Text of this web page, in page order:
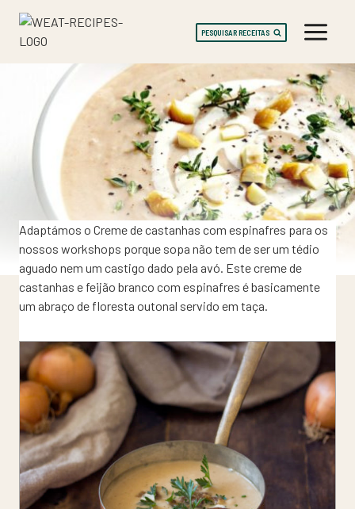
content
PESQUISAR RECEITAS
Adaptámos o Creme de castanhas com espinafres para os
nossos workshops porque sopa não tem de ser um tédio
aguado nem um castigo dado pela avó. Este creme de
castanhas e feijão branco com espinafres é basicamente
um abraço de floresta outonal servido em taça.